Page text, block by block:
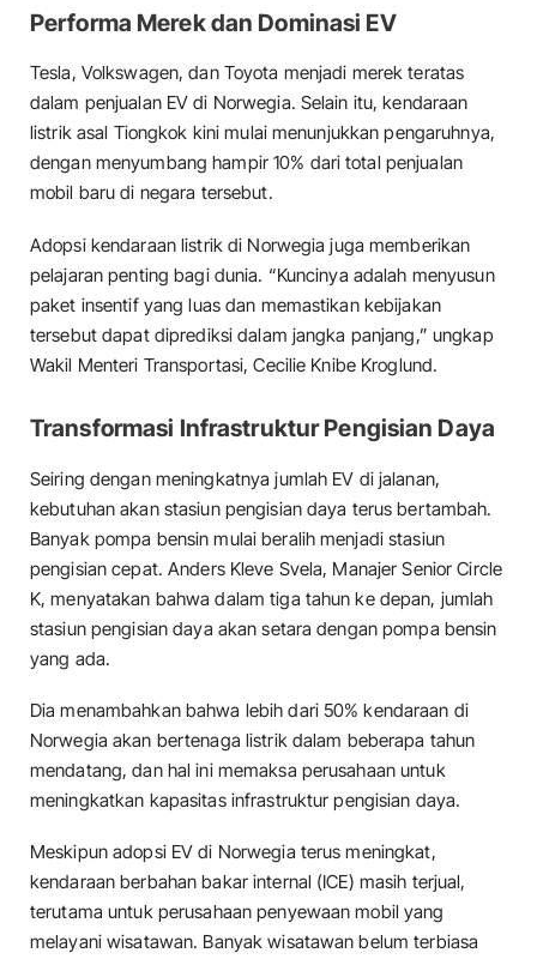
Performa Merek dan Dominasi EV
Tesla, Volkswagen, dan Toyota menjadi merek teratas
dalam penjualan EV di Norwegia. Selain itu, kendaraan
listrik asal Tiongkok kini mulai menunjukkan pengaruhnya,
dengan menyumbang hampir 10% dari total penjualan
mobil baru di negara tersebut.
Adopsi kendaraan listrik di Norwegia juga memberikan
pelajaran penting bagi dunia. “Kuncinya adalah menyusun
paket insentif yang luas dan memastikan kebijakan
tersebut dapat diprediksi dalam jangka panjang,” ungkap
Wakil Menteri Transportasi, Cecilie Knibe Kroglund.
Transformasi Infrastruktur Pengisian Daya
Seiring dengan meningkatnya jumlah EV di jalanan,
kebutuhan akan stasiun pengisian daya terus bertambah.
Banyak pompa bensin mulai beralih menjadi stasiun
pengisian cepat. Anders Kleve Svela, Manajer Senior Circle
K, menyatakan bahwa dalam tiga tahun ke depan, jumlah
stasiun pengisian daya akan setara dengan pompa bensin
yang ada.
Dia menambahkan bahwa lebih dari 50% kendaraan di
Norwegia akan bertenaga listrik dalam beberapa tahun
mendatang, dan hal ini memaksa perusahaan untuk
meningkatkan kapasitas infrastruktur pengisian daya.
Meskipun adopsi EV di Norwegia terus meningkat,
kendaraan berbahan bakar internal (ICE) masih terjual,
terutama untuk perusahaan penyewaan mobil yang
melayani wisatawan. Banyak wisatawan belum terbiasa